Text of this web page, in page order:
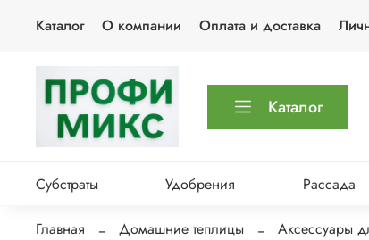
Каталог О компании Оплата и доставка
Каталог
Субстраты Удобрения Рассада
Главная Домашние теплицы Аксессуары